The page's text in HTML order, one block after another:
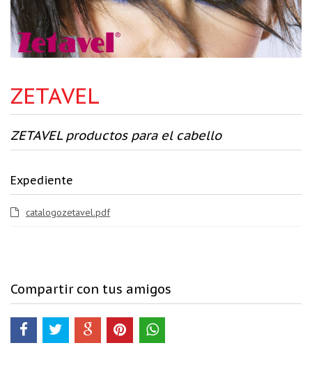
ZETAVEL
ZETAVEL productos para el cabello
Expediente
catalogozetavel.pdf
Compartir con tus amigos